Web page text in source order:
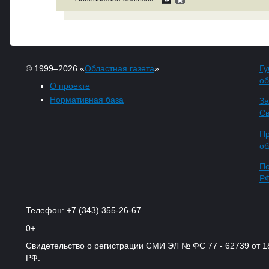
© 1999–2026 «Областная газета»
О проекте
Нормативная база
Телефон: +7 (343) 355-26-67
0+
Свидетельство о регистрации СМИ ЭЛ № ФС 77 - 62739 от
РФ.